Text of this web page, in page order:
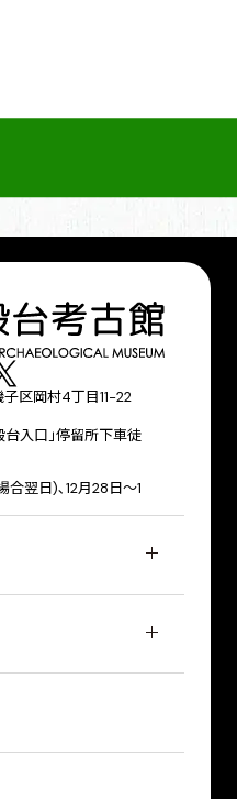
区岡村4丁目11−22
台入口｣停留所下車徒
合翌日)､12月28日～1